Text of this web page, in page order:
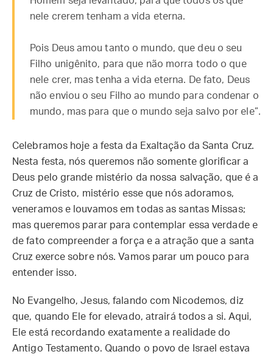
nele crerem tenham a vida eterna.
Pois Deus amou tanto o mundo, que deu o seu
Filho unigênito, para que não morra todo o que
nele crer, mas tenha a vida eterna. De fato, Deus
não enviou o seu Filho ao mundo para condenar o
mundo, mas para que o mundo seja salvo por ele”.
Celebramos hoje a festa da Exaltação da Santa Cruz.
Nesta festa, nós queremos não somente glorificar a
Deus pelo grande mistério da nossa salvação, que é a
Cruz de Cristo, mistério esse que nós adoramos,
veneramos e louvamos em todas as santas Missas;
mas queremos parar para contemplar essa verdade e
de fato compreender a força e a atração que a santa
Cruz exerce sobre nós. Vamos parar um pouco para
entender isso.
No Evangelho, Jesus, falando com Nicodemos, diz
que, quando Ele for elevado, atrairá todos a si. Aqui,
Ele está recordando exatamente a realidade do
Antigo Testamento. Quando o povo de Israel estava